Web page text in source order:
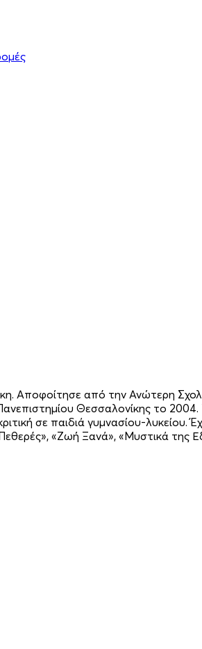
Αποφοίτησε από την Ανώτερη
Θεσσαλονίκης το
σε παιδιά γυμνασίου-λυκείου.
«Ζωή Ξανά», «Μυστικά της